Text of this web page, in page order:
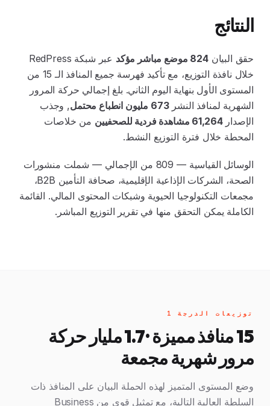
النتائج
حقق البيان824 موضع مباشر مؤكد
عبر شبكة RedPress
خلال نافذة التوزيع، مع تأكيد فهرسة جميع المنافذ الـ 15 من
المستوى الأول بنهاية اليوم الثاني. بلغ إجمالي حركة المرور
الشهرية لمنافذ النشر673 مليون انطباع محتمل
, وجذب
الإصدار61,264 مشاهدة فردية للصحفيين
من خلاصات
المحطة خلال فترة التوزيع النشط.
الوسائل القياسية — 809 من الإجمالي — شملت منشورات
الصحة، الشركات الإذاعية الإقليمية، صحافة التأمين B2B،
مجمعات التكنولوجيا الحيوية وشبكات المحتوى المالي. القائمة
الكاملة يمكن التحقق منها في تقرير التوزيع المباشر.
توزيعات الدرجة 1
15 منافذ مميزة · 1.7 مليار حركة
مرور شهرية مجمعة
وضع المستوى المتميز لهذه الحملة البيان على المنافذ ذات
السلطة العالية التالية، مع تمثيل قوي من Business